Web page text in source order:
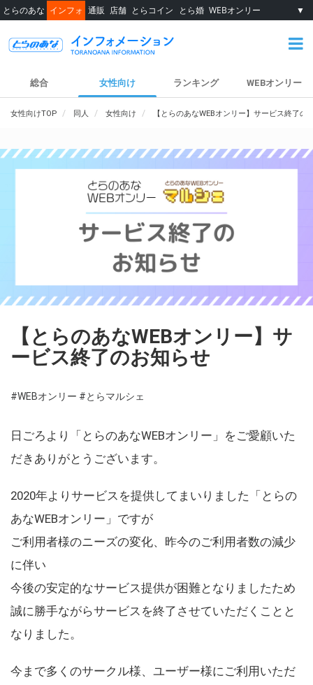
とらのあな インフォ 通販 店舗 とらコイン とら婚 WEBオンリー ▼
総合 女性向け ランキング WEBオンリー
女性向けTOP 同人 女性向け 【とらのあなWEBオンリー】サービス終了の
【とらのあなWEBオンリー】サ
ービス終了のお知らせ
#WEBオンリー #とらマルシェ
日ごろより「とらのあなWEBオンリー」をご愛顧いた
だきありがとうございます。
2020年よりサービスを提供してまいりました「とらの
あなWEBオンリー」ですが
ご利用者様のニーズの変化、昨今のご利用者数の減少
に伴い
今後の安定的なサービス提供が困難となりましたため
誠に勝手ながらサービスを終了させていただくことと
なりました。
今まで多くのサークル様、ユーザー様にご利用いただ